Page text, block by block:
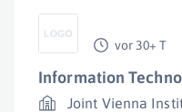
vor 30+ T
Information
Joint Vienna